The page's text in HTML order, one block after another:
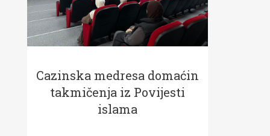
Cazinska medresa domaćin
takmičenja iz Povijesti
islama